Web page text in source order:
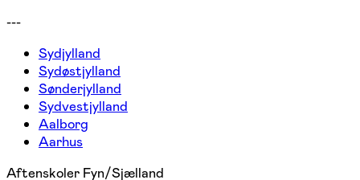
---
Sydjylland
Sydøstjylland
Sønderjylland
Sydvestjylland
Aalborg
Aarhus
Aftenskoler Fyn/Sjælland